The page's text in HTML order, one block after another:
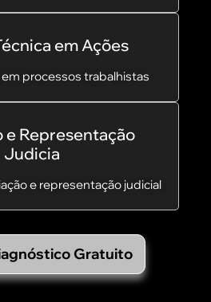
em Ações
processos trabalhistas
e Representação
Judicia
e representação judicial
Gratuito